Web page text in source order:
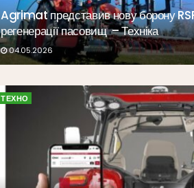
Agrimat представив нову борону
регенерації пасовищ – Техніка
04.05.2026
ТЕХНО